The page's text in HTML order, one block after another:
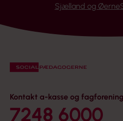
Sjælland og Øerne
Kontakt a-kasse og fagforening
7248 6000